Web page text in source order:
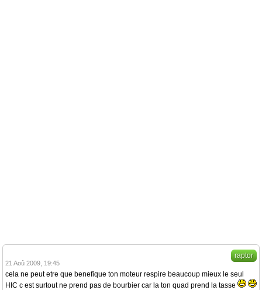
raptor
21 Aoû 2009, 19:45
cela ne peut etre que benefique ton moteur respire beaucoup mieux le seul
HIC c est surtout ne prend pas de bourbier car la ton quad prend la tasse